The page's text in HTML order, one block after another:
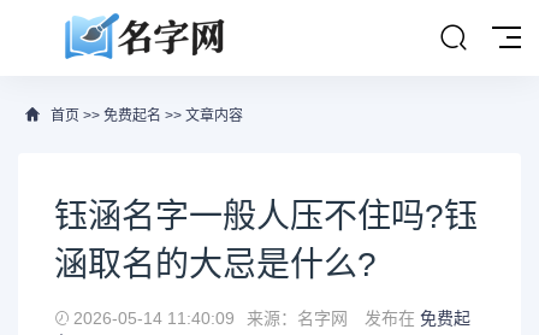
首页 >> 免费起名 >> 文章内容
钰涵名字一般人压不住吗?钰
涵取名的大忌是什么?
2026-05-14 11:40:09 来源：名字网 发布在 免费起